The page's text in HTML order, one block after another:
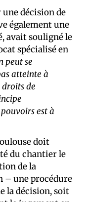
décision de
également une
avait souligné le
spécialisé en
peut se
atteinte à
droits de
est à
doit
du chantier le
de la
– une procédure
la décision, soit